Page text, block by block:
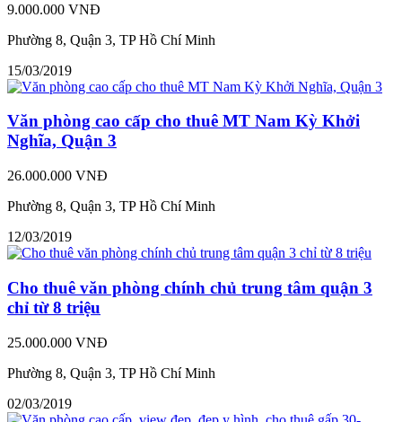
9.000.000 VNĐ
Phường 8, Quận 3, TP Hồ Chí Minh
15/03/2019
Văn phòng cao cấp cho thuê MT Nam Kỳ Khởi
Nghĩa, Quận 3
26.000.000 VNĐ
Phường 8, Quận 3, TP Hồ Chí Minh
12/03/2019
Cho thuê văn phòng chính chủ trung tâm quận 3
chỉ từ 8 triệu
25.000.000 VNĐ
Phường 8, Quận 3, TP Hồ Chí Minh
02/03/2019